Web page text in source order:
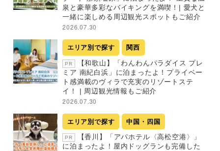
泉と豪華多彩なバイキングを満喫！| 愛犬と
一緒に楽しめる周辺観光スポットもご紹介
2026.07.30
エリア別で探す 関西
PR
【和歌山】「わんわんパラダイス プレ
ミア 南紀白浜」に泊まったよ！プライベー
ト感満載のヴィラで充実のリゾートステ
イ！ | 周辺観光情報もご紹介
2026.07.30
エリア別で探す 中国・四国
PR
【香川】「アパホテル〈高松空港〉」
に泊まったよ！屋内ドッグランも完備した